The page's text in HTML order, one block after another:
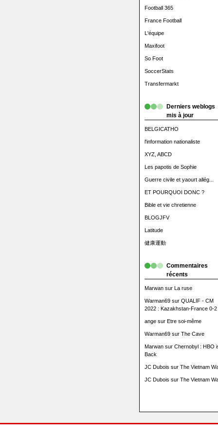
Football 365
France Football
L'équipe
Maxifoot
So Foot
SoccerStats
Transfermarkt
Derniers weblogs
mis à jour
BELGICATHO
l'information nationaliste
XYZ, ABCD
Les papotis de Sophie
Guerre civile et yaourt allég...
ET POURQUOI DONC ?
Bible et vie chretienne
BLOGJFV
Latitude
健康運動
Commentaires
récents
Marwansur La ruse
Warman69sur QUALIF - CM
2022 : Kazakhstan-France 0-2
angesur Etre soi-même
Warman69sur The Cave
Marwansur Chernobyl : HBO
Back
JC Dubois sur The Vietnam
JC Dubois sur The Vietnam